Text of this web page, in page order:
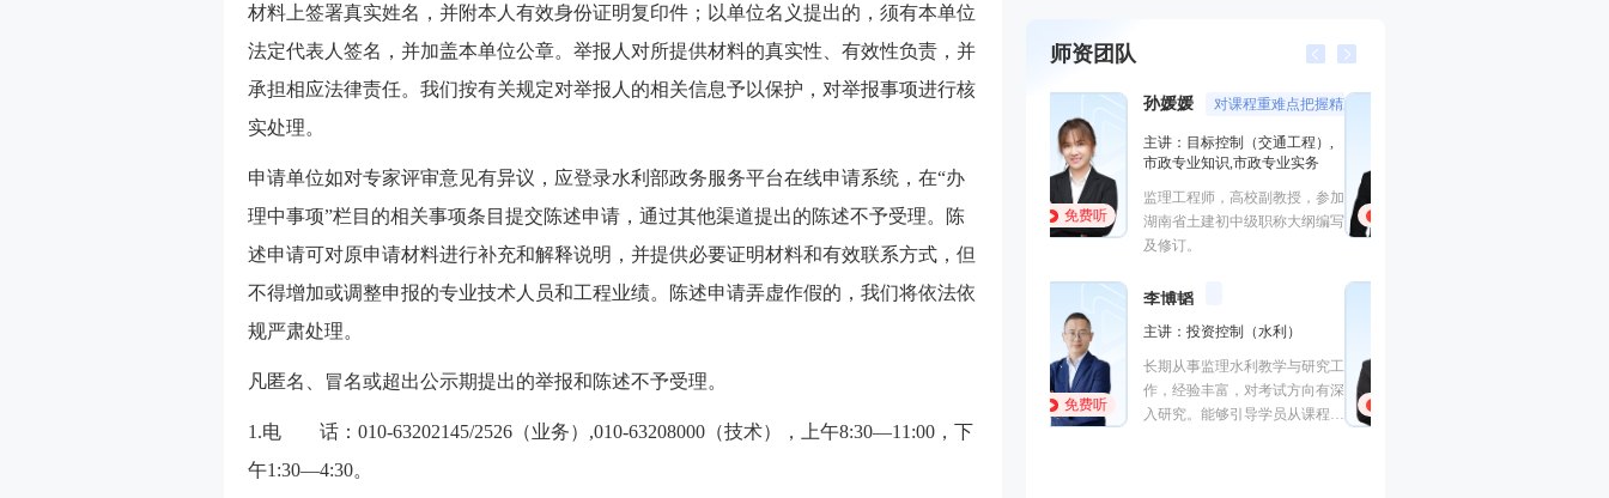
材料上签署真实姓名，并附本人有效身份证明复印件；以单位名义提出的，须有本单位
法定代表人签名，并加盖本单位公章。举报人对所提供材料的真实性、有效性负责，并
承担相应法律责任。我们按有关规定对举报人的相关信息予以保护，对举报事项进行核
实处理。
申请单位如对专家评审意见有异议，应登录水利部政务服务平台在线申请系统，在“办
理中事项”栏目的相关事项条目提交陈述申请，通过其他渠道提出的陈述不予受理。陈
述申请可对原申请材料进行补充和解释说明，并提供必要证明材料和有效联系方式，但
不得增加或调整申报的专业技术人员和工程业绩。陈述申请弄虚作假的，我们将依法依
规严肃处理。
凡匿名、冒名或超出公示期提出的举报和陈述不予受理。
1.电 话：010-63202145/2526（业务）,010-63208000（技术），上午8:30—11:00，下
午1:30—4:30。
师资团队
免费听
唐忍 分数收割机
主讲：合同管理,安全生产法律
法规,安全生产法规
优秀安全工程师、监理工程师讲
师。善于重点击破晦涩法理点，
轻松提升得分。
免费听
王竹梅
主讲：建设工程造价管理,理论
中国人民大学硕士，多年工程造
价咨询实战经验，建设部住宅试